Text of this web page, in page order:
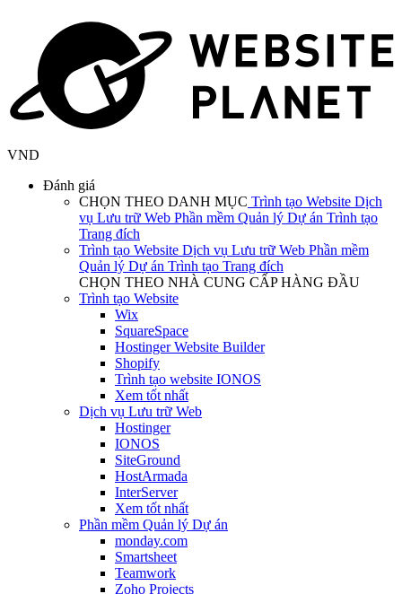
VND
Đánh giá
CHỌN THEO DANH MỤC Trình tạo Website Dịch
vụ Lưu trữ Web Phần mềm Quản lý Dự án Trình tạo
Trang đích
Trình tạo Website Dịch vụ Lưu trữ Web Phần mềm
Quản lý Dự án Trình tạo Trang đích
CHỌN THEO NHÀ CUNG CẤP HÀNG ĐẦU
Trình tạo Website
Wix
SquareSpace
Hostinger Website Builder
Shopify
Trình tạo website IONOS
Xem tốt nhất
Dịch vụ Lưu trữ Web
Hostinger
IONOS
SiteGround
HostArmada
InterServer
Xem tốt nhất
Phần mềm Quản lý Dự án
monday.com
Smartsheet
Teamwork
Zoho Projects